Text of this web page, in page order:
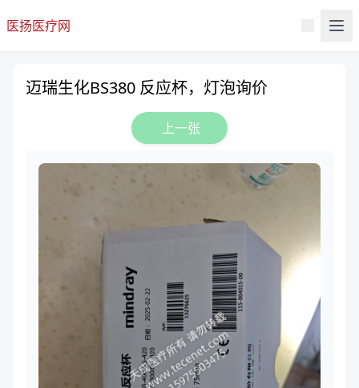
医扬医疗网
迈瑞生化BS380 反应杯，灯泡询价
上一张